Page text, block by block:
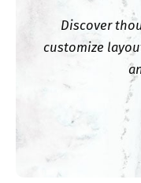
Discover
customize